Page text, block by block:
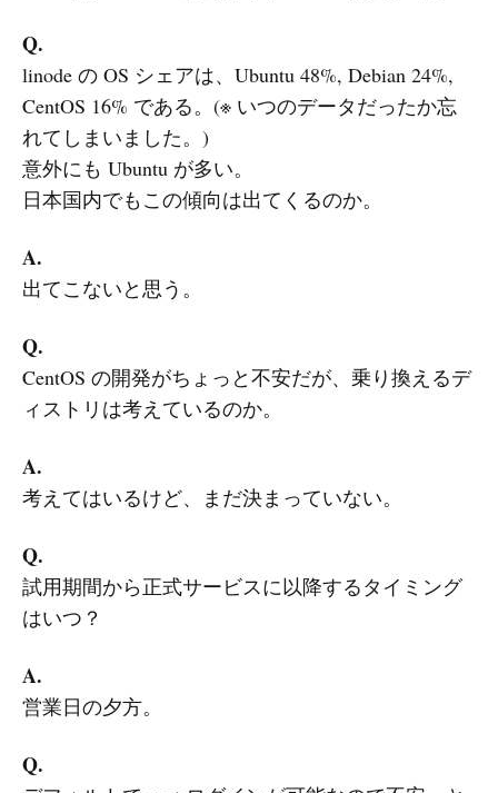
Q.
linode の OS シェアは、Ubuntu 48%, Debian 24%,
CentOS 16% である。(※ いつのデータだったか忘
れてしまいました。)
意外にも Ubuntu が多い。
日本国内でもこの傾向は出てくるのか。
A.
出てこないと思う。
Q.
CentOS の開発がちょっと不安だが、乗り換えるデ
ィストリは考えているのか。
A.
考えてはいるけど、まだ決まっていない。
Q.
試用期間から正式サービスに以降するタイミング
はいつ？
A.
営業日の夕方。
Q.